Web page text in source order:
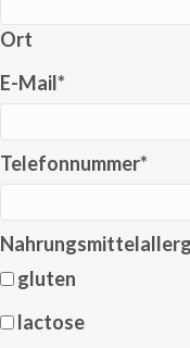
Ort
E-Mail*
Telefonnummer*
gluten
lactose